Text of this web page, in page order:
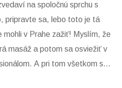
na spoločnú sprchu s
pripravte sa, lebo toto je tá
v Prahe zažiť! Myslím, že
masáž a potom sa osviežiť v
A pri tom všetkom sa